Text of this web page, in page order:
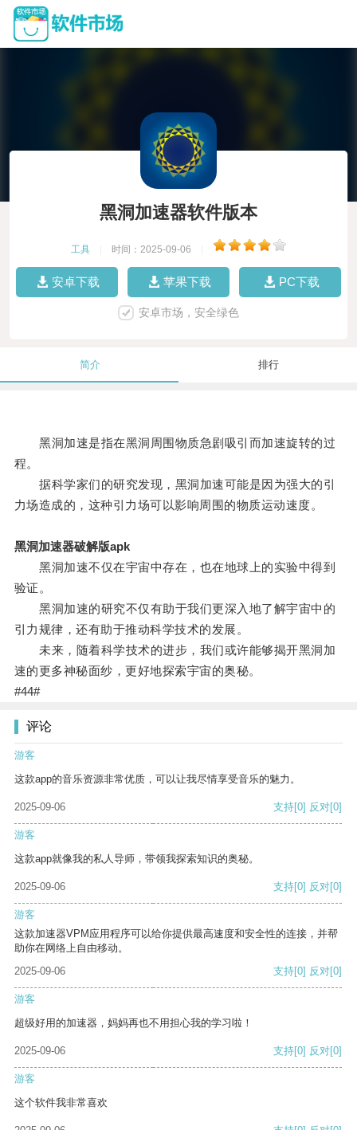
黑洞加速器软件版本
工具 时间：2025-09-06
安卓下载 苹果下载 PC下载
安卓市场，安全绿色
简介 排行
黑洞加速是指在黑洞周围物质急剧吸引而加速旋转的过
程。
据科学家们的研究发现，黑洞加速可能是因为强大的引
力场造成的，这种引力场可以影响周围的物质运动速度。
黑洞加速器破解版apk
黑洞加速不仅在宇宙中存在，也在地球上的实验中得到
验证。
黑洞加速的研究不仅有助于我们更深入地了解宇宙中的
引力规律，还有助于推动科学技术的发展。
未来，随着科学技术的进步，我们或许能够揭开黑洞加
速的更多神秘面纱，更好地探索宇宙的奥秘。
#44#
评论
游客
这款app的音乐资源非常优质，可以让我尽情享受音乐的魅力。
2025-09-06 支持[0] 反对[0]
游客
这款app就像我的私人导师，带领我探索知识的奥秘。
2025-09-06 支持[0] 反对[0]
游客
这款加速器VPM应用程序可以给你提供最高速度和安全性的连接，并帮
助你在网络上自由移动。
2025-09-06
支持[0] 反对[0]
游客
超级好用的加速器，妈妈再也不用担心我的学习啦！
2025-09-06 支持[0] 反对[0]
游客
这个软件我非常喜欢